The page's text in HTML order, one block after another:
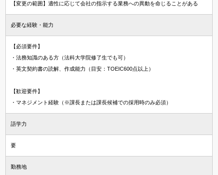
【変更の範囲】適性に応じて会社の指示する業務への異動を命じることがある
必要な経験・能力
【必須要件】
・法務知識のある方（法科大学院修了生でも可）
・英文契約書の読解、作成能力（目安：TOEIC600点以上）
【歓迎要件】
・マネジメント経験（※課長または課長候補での採用時のみ必須）
語学力
要
勤務地